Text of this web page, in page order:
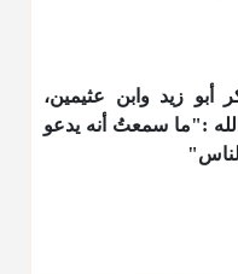
أبو زيد وابن عثيمين،
:"ما سمعتُ أنه يدعو